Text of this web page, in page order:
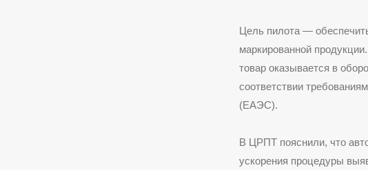
Цель пилота —
маркированной
товар оказывается в
соответствии
(ЕАЭС).
В ЦРПТ пояснили, что
ускорения процедуры